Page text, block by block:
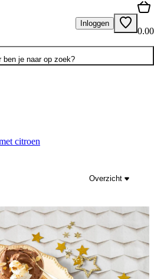
Inloggen
0.00
ben je naar op zoek?
citroen
Overzicht